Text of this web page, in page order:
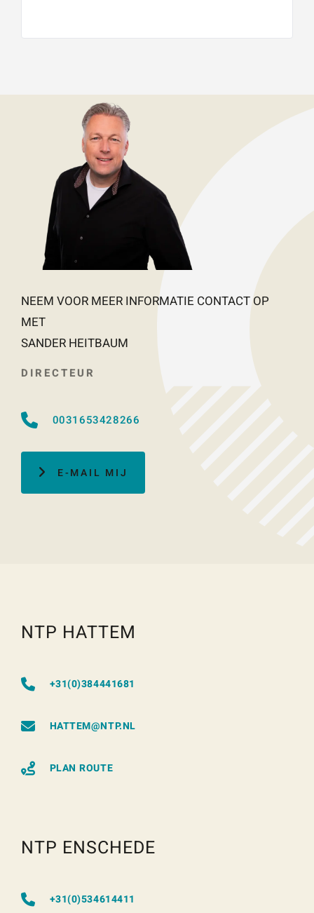
NEEM VOOR MEER INFORMATIE CONTACT OP
MET
SANDER HEITBAUM
DIRECTEUR
0031653428266
E-MAIL MIJ
NTP HATTEM
+31(0)384441681
HATTEM@NTP.NL
PLAN ROUTE
NTP ENSCHEDE
+31(0)534614411